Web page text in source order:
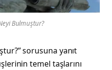
Bulmuştur?
sorusuna yanıt
temel taşlarını